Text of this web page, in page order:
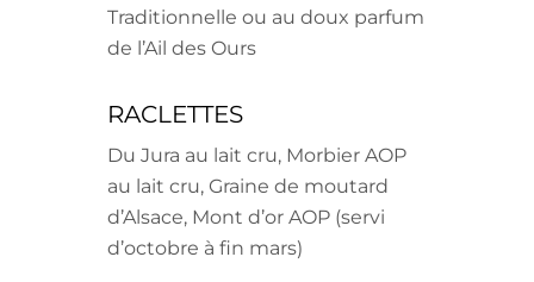
Traditionnelle ou au doux parfum
de l’Ail des Ours
RACLETTES
Du Jura au lait cru, Morbier AOP
au lait cru, Graine de moutard
d’Alsace, Mont d’or AOP (servi
d’octobre à fin mars)